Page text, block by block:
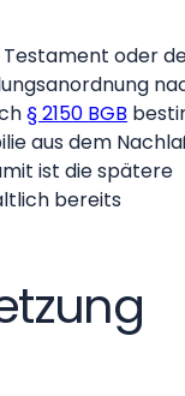
oder
§ 2150 BGB
aus dem
ist die spätere
bereits